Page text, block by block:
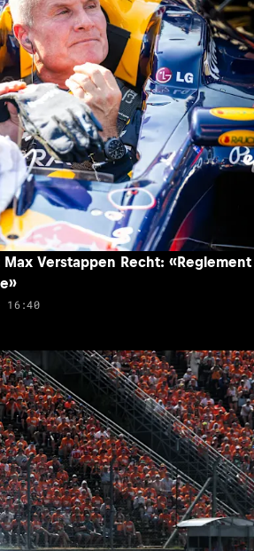
Verstappen Recht: «Reglement
16:40